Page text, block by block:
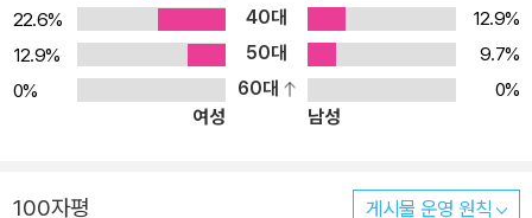
고 정확히 포착하여 담아낸, 우리 시대의 가장 놀라운 범죄 르포집이
다. ▶ 아무도 관심 갖지 않던 우범지대의 살인 사건, ‘살인자 별명’을
통해 알리다! 사우스 센트럴의 연쇄살인마는 자신의 집 6km 반경에
서 10명이 넘는 흑인 여성을 무자비하게 살해했으며 그 시체를 우스
빈민가에 거주하는 흑인 여성이라는 점에 경찰, 정부, 언론은 모두 이
22.6%
40대
12.9%
12.9%
50대
9.7%
0%
60대
0%
여성
남성
100자평 게시물 운영 원칙